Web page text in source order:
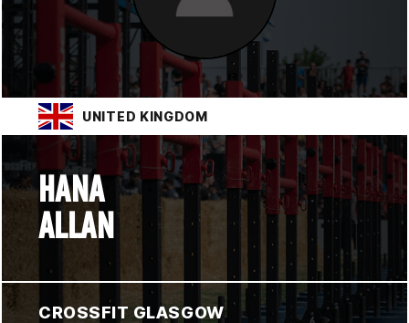
UNITED KINGDOM
HANA
ALLAN
CROSSFIT GLASGOW